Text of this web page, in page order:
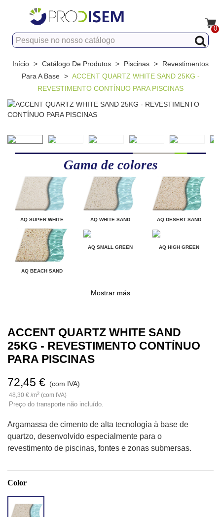
0
Início > Catálogo De Produtos > Piscinas >
Revestimentos
Para A Base > ACCENT QUARTZ WHITE SAND 25KG -
REVESTIMENTO CONTÍNUO PARA PISCINAS
Gama de colores
AQ SUPER WHITE AQ WHITE SAND AQ DESERT SAND
AQ BEACH SAND
AQ SMALL GREEN AQ HIGH GREEN
Mostrar más
ACCENT QUARTZ WHITE SAND
25KG - REVESTIMENTO CONTÍNUO
PARA PISCINAS
72,45 € (com IVA)
48,30 € /m2 (com IVA)
Preço do transporte não incluído.
Argamassa de cimento de alta tecnologia à base de
quartzo, desenvolvido especialmente para o
revestimento de piscinas, fontes e zonas submersas.
Color
ACCENT
QUARTZ